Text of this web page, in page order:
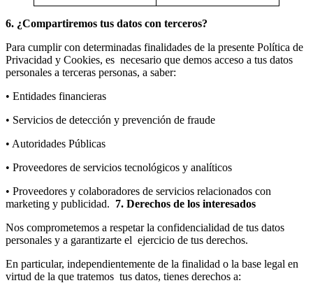
6. ¿Compartiremos tus datos con terceros?
Para cumplir con determinadas finalidades de la presente Política de
Privacidad y Cookies, es necesario que demos acceso a tus datos
personales a terceras personas, a saber:
• Entidades financieras
• Servicios de detección y prevención de fraude
• Autoridades Públicas
• Proveedores de servicios tecnológicos y analíticos
• Proveedores y colaboradores de servicios relacionados con
marketing y publicidad. 7. Derechos de los interesados
Nos comprometemos a respetar la confidencialidad de tus datos
personales y a garantizarte el ejercicio de tus derechos.
En particular, independientemente de la finalidad o la base legal en
virtud de la que tratemos tus datos, tienes derechos a: